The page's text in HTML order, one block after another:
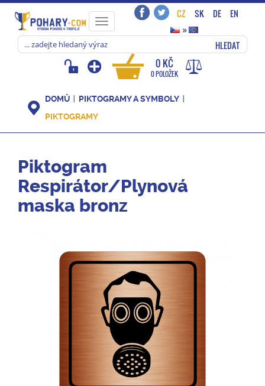
Toggle
navigation
CZ SK DE
EN
»
HLEDAT
0 KČ
0 POLOŽEK
DOMŮ
PIKTOGRAMY A SYMBOLY
PIKTOGRAMY
Piktogram
Respirátor/Plynová
maska bronz